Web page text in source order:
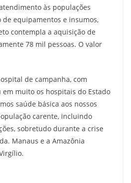
às populações
equipamentos e insumos,
contempla a aquisição de
78 mil pessoas. O valor
de campanha, com
muito os hospitais do Estado
saúde básica aos nossos
carente, incluindo
sobretudo durante a crise
Manaus e a Amazônia